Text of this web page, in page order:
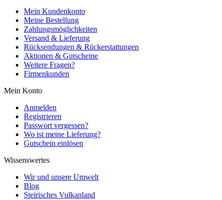
Mein Kundenkonto
Meine Bestellung
Zahlungsmöglichkeiten
Versand & Lieferung
Rücksendungen & Rückerstattungen
Aktionen & Gutscheine
Weitere Fragen?
Firmenkunden
Mein Konto
Anmelden
Registrieren
Passwort vergessen?
Wo ist meine Lieferung?
Gutschein einlösen
Wissenswertes
Wir und unsere Umwelt
Blog
Steirisches Vulkanland